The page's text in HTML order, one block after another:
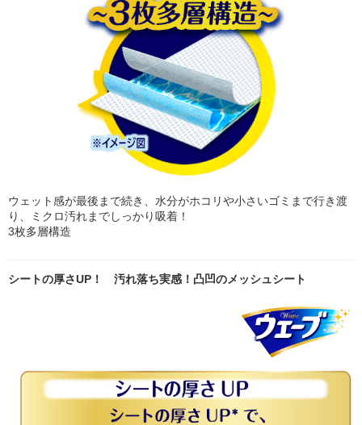
ウェット感が最後まで続き、水分がホコリや小さいゴミまで行き渡
り、ミクロ汚れまでしっかり吸着！
3枚多層構造
シートの厚さUP！ 汚れ落ち実感！凸凹のメッシュシート